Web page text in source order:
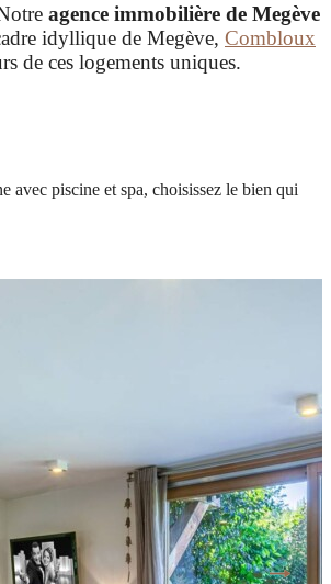
agence immobilière de Megève
idyllique de Megève, Combloux
de ces logements uniques.
piscine et spa, choisissez le bien qui